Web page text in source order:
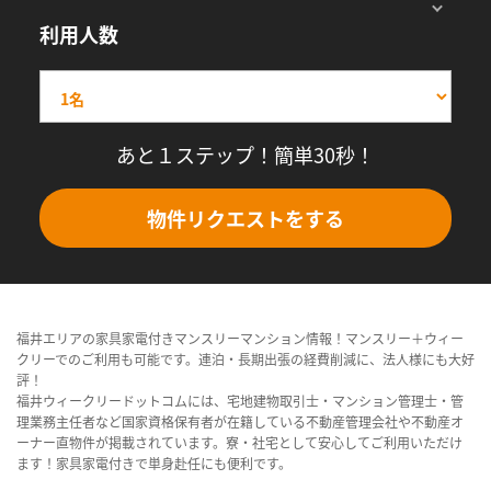
利用人数
あと１ステップ！簡単30秒！
物件リクエストをする
福井エリアの家具家電付きマンスリーマンション情報！マンスリー＋ウィー
クリーでのご利用も可能です。連泊・長期出張の経費削減に、法人様にも大好
評！
福井ウィークリードットコムには、宅地建物取引士・マンション管理士・管
理業務主任者など国家資格保有者が在籍している不動産管理会社や不動産オ
ーナー直物件が掲載されています。寮・社宅として安心してご利用いただけ
ます！家具家電付きで単身赴任にも便利です。